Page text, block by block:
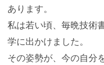
あります。
私は若い頃、毎晩技術
学に出かけました。
その姿勢が、今の自分